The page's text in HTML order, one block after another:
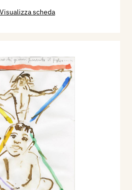
Visualizza scheda